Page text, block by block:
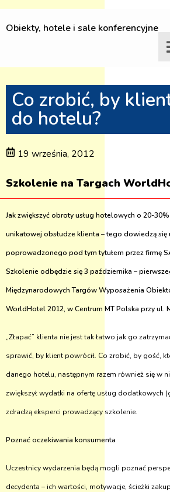
Obiekty, hotele i sale konferencyjne
Co zrobić, by
do hotelu?
19 września, 2012
Szkolenie na Targach
Jak zwiększyć obroty usług hotelowych o 20-
unikatowej obsłudze klienta – tego dowiedzą się
poprowadzonego pod tym tytułem przez firmę
Szkolenie odbędzie się 3 października –
Międzynarodowych Targów Wyposażenia
WorldHotel 2012, w Centrum MT Polska przy ul.
„Złapać” klienta nie jest tak łatwo jak go
sprawić, by klient powrócił. Co zrobić, by gość,
danego hotelu, następnym razem również się w
zwiększył wydatki na ofertę usług dodatkowych
zdradzą eksperci prowadzący szkolenie.
Poznać oczekiwania konsumenta
Uczestnicy wydarzenia będą mogli poznać
decydenta – ich wartości, motywacje, ścieżki